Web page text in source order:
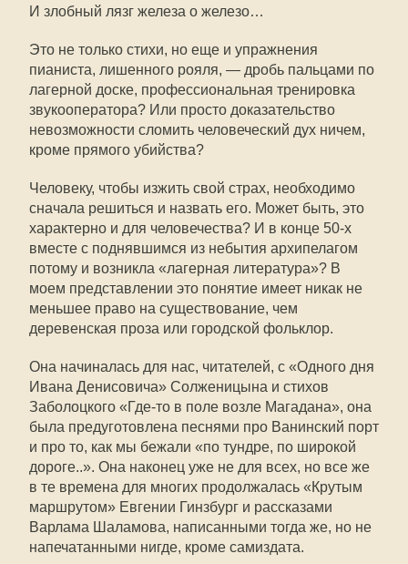
И злобный лязг железа о железо…
Это не только стихи, но еще и упражнения
пианиста, лишенного рояля, — дробь пальцами по
лагерной доске, профессиональная тренировка
звукооператора? Или просто доказательство
невозможности сломить человеческий дух ничем,
кроме прямого убийства?
Человеку, чтобы изжить свой страх, необходимо
сначала решиться и назвать его. Может быть, это
характерно и для человечества? И в конце 50-х
вместе с поднявшимся из небытия архипелагом
потому и возникла «лагерная литература»? В
моем представлении это понятие имеет никак не
меньшее право на существование, чем
деревенская проза или городской фольклор.
Она начиналась для нас, читателей, с «Одного дня
Ивана Денисовича» Солженицына и стихов
Заболоцкого «Где-то в поле возле Магадана», она
была предуготовлена песнями про Ванинский порт
и про то, как мы бежали «по тундре, по широкой
дороге..». Она наконец уже не для всех, но все же
в те времена для многих продолжалась «Крутым
маршрутом» Евгении Гинзбург и рассказами
Варлама Шаламова, написанными тогда же, но не
напечатанными нигде, кроме самиздата.